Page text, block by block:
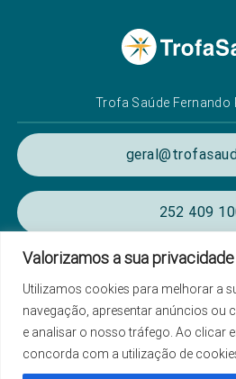
Valorizamos a sua privacidade
Utilizamos cookies para melhorar a
navegação, apresentar anúncios ou
e analisar o nosso tráfego. Ao clicar
concorda com a utilização de
Trofa Saúde Fernando
252 409
(Chamada para rede
Política de Privacidade e de
Termos e condições de utilização